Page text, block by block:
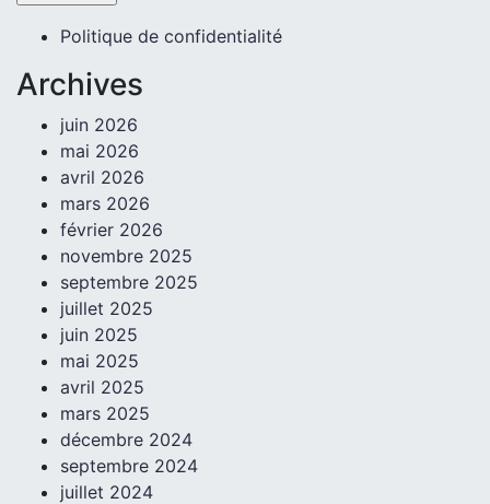
Politique de confidentialité
Archives
juin 2026
mai 2026
avril 2026
mars 2026
février 2026
novembre 2025
septembre 2025
juillet 2025
juin 2025
mai 2025
avril 2025
mars 2025
décembre 2024
septembre 2024
juillet 2024